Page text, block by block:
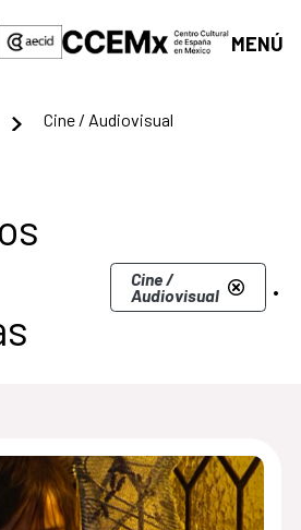
MENÚ
Cine / Audiovisual
de
Cine /
Audiovisual .